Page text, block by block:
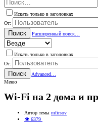
Искать только в заголовках
От:
Поиск Расширенный поиск…
Искать только в заголовках
От:
Поиск
Advanced…
Меню
Wi-Fi на 2 дома и
Автор темы mfirsov
👁 6379